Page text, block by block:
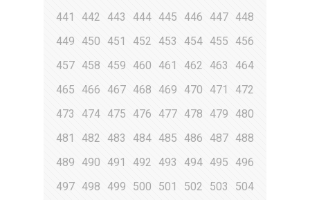
441
442 443 444 445 446 447 448
449
450 451 452 453 454 455
456
457 458 459 460 461 462 463
464
465
466 467 468 469 470 471
472
473
474 475 476 477 478 479
480
481
482 483 484 485 486 487 488
489
490 491 492 493 494 495
496
497 498 499 500 501 502 503
504